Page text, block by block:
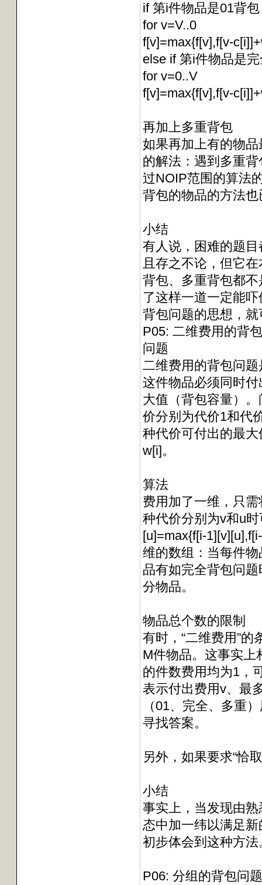
if 第i件物品是01背包
for v=V..0
f[v]=max{f[v],f[v-
else if 第i件物品是
for v=0..V
f[v]=max{f[v],f[v-
再加上多重背包
如果再加上有的物
的解法：遇到多重
过NOIP范围的算法
背包的物品的方法
小结
有人说，困难的题
且存之不论，但它
背包、多重背包都
了这样一道一定能
背包问题的思想，
P05: 二维费用的背
问题
二维费用的背包问
这件物品必须同时
大值（背包容量）
价分别为代价1和代
种代价可付出的最
w[i]。
算法
费用加了一维，只
种代价分别为v和u
[u]=max{f[i-
维的数组：当每件
品有如完全背包问
分物品。
物品总个数的限制
有时，“二维费用”
M件物品。这事实上
的件数费用均为1，
表示付出费用v、最
（01、完全、多重
寻找答案。
另外，如果要求“恰
小结
事实上，当发现由
态中加一纬以满足
初步体会到这种方法
P06: 分组的背包问题